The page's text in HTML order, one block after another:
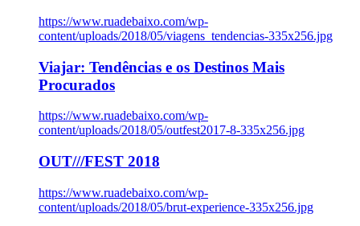
https://www.ruadebaixo.com/wp-
content/uploads/2018/05/viagens_tendencias-335x256.jpg
Viajar: Tendências e os Destinos Mais
Procurados
https://www.ruadebaixo.com/wp-
content/uploads/2018/05/outfest2017-8-335x256.jpg
OUT///FEST 2018
https://www.ruadebaixo.com/wp-
content/uploads/2018/05/brut-experience-335x256.jpg